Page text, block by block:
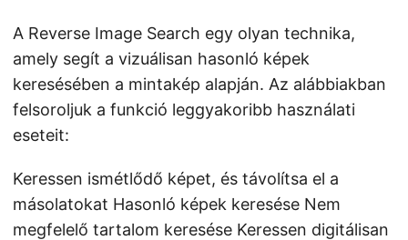
A Reverse Image Search egy olyan technika,
amely segít a vizuálisan hasonló képek
keresésében a mintakép alapján. Az alábbiakban
felsoroljuk a funkció leggyakoribb használati
eseteit:
Keressen ismétlődő képet, és távolítsa el a
másolatokat Hasonló képek keresése Nem
megfelelő tartalom keresése Keressen digitálisan